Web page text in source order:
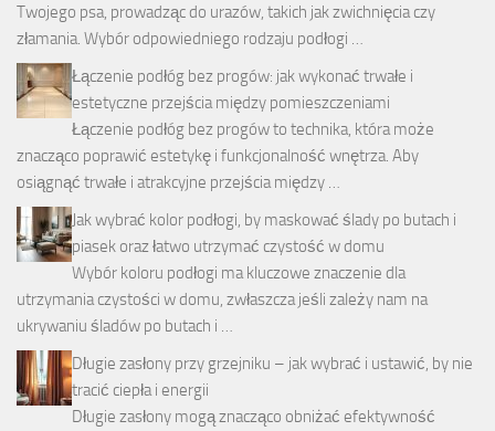
Twojego psa, prowadząc do urazów, takich jak zwichnięcia czy
złamania. Wybór odpowiedniego rodzaju podłogi …
Łączenie podłóg bez progów: jak wykonać trwałe i
estetyczne przejścia między pomieszczeniami
Łączenie podłóg bez progów to technika, która może
znacząco poprawić estetykę i funkcjonalność wnętrza. Aby
osiągnąć trwałe i atrakcyjne przejścia między …
Jak wybrać kolor podłogi, by maskować ślady po butach i
piasek oraz łatwo utrzymać czystość w domu
Wybór koloru podłogi ma kluczowe znaczenie dla
utrzymania czystości w domu, zwłaszcza jeśli zależy nam na
ukrywaniu śladów po butach i …
Długie zasłony przy grzejniku – jak wybrać i ustawić, by nie
tracić ciepła i energii
Długie zasłony mogą znacząco obniżać efektywność